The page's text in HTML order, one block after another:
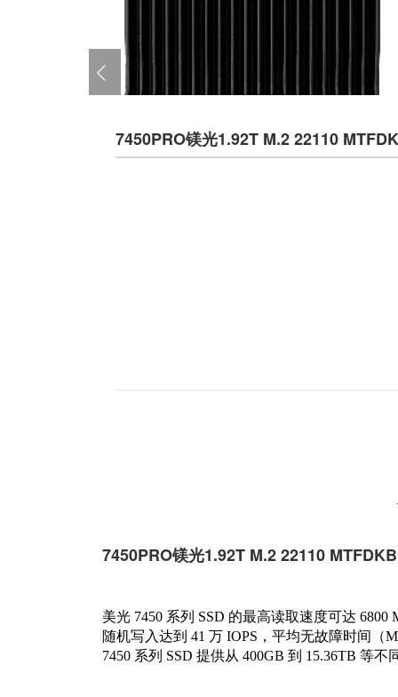
7450PRO镁光1.92T M.2 22110
7450PRO镁光1.92T M.2 22110
美光 7450 系列 SSD 的最高读取速度可达
随机写入达到 41 万 IOPS，平均无故障时间（
7450 系列 SSD 提供从 400GB 到 15.36TB 等不